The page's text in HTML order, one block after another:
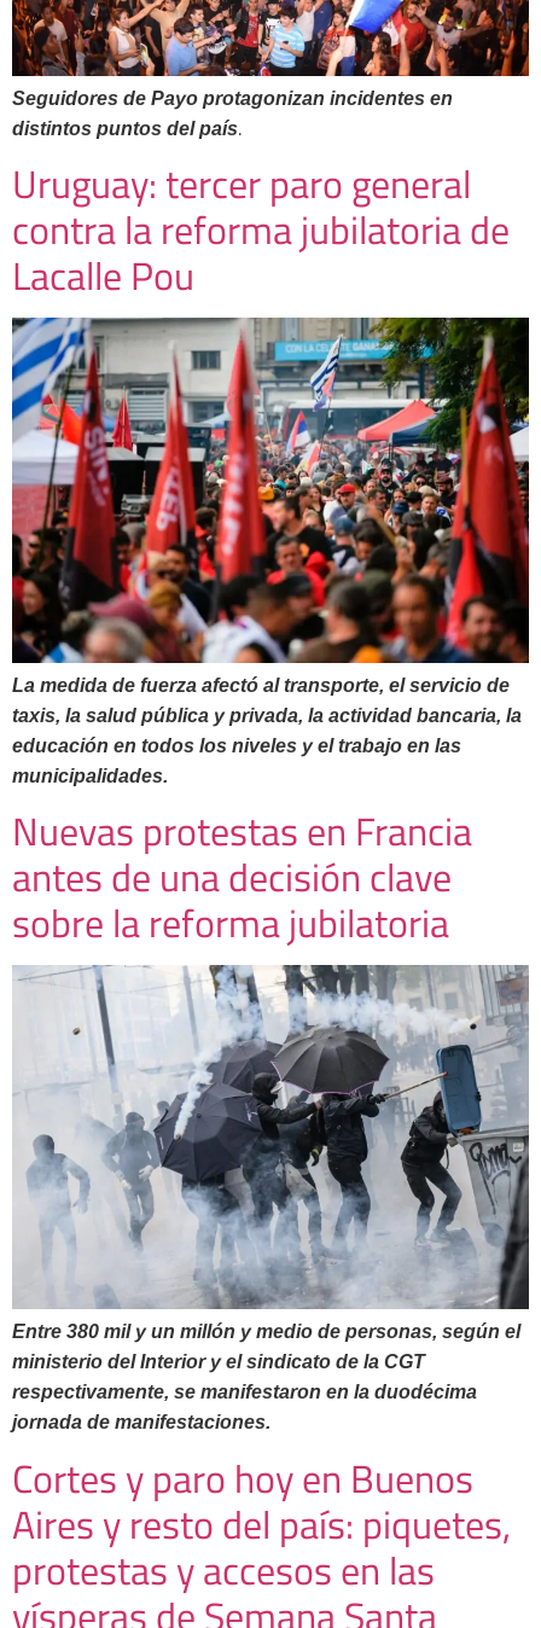
Seguidores de Payo protagonizan incidentes en
distintos puntos del país.
Uruguay: tercer paro general
contra la reforma jubilatoria de
Lacalle Pou
La medida de fuerza afectó al transporte, el servicio de
taxis, la salud pública y privada, la actividad bancaria, la
educación en todos los niveles y el trabajo en las
municipalidades.
Nuevas protestas en Francia
antes de una decisión clave
sobre la reforma jubilatoria
Entre 380 mil y un millón y medio de personas, según el
ministerio del Interior y el sindicato de la CGT
respectivamente, se manifestaron en la duodécima
jornada de manifestaciones.
Cortes y paro hoy en Buenos
Aires y resto del país: piquetes,
protestas y accesos en las
vísperas de Semana Santa